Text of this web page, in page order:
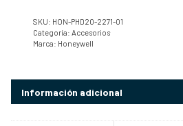
SKU: HON-PHD20-2271-01
Categoría: Accesorios
Marca: Honeywell
Información adicional